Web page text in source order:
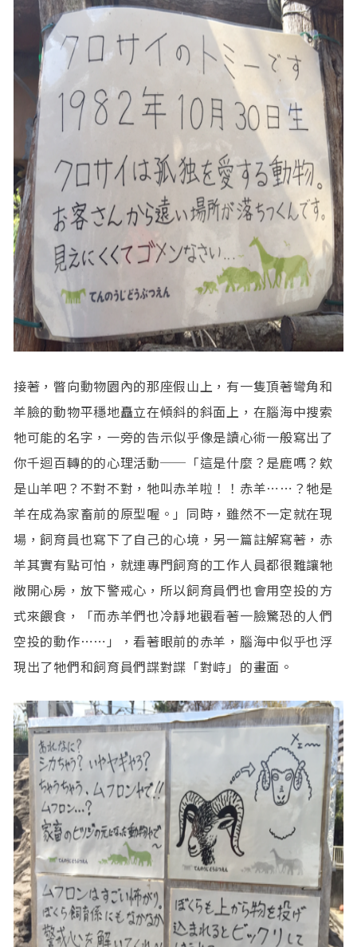
接著，瞥向動物園內的那座假山上，有一隻頂著彎角和
羊臉的動物平穩地矗立在傾斜的斜面上，在腦海中搜索
牠可能的名字，一旁的告示似乎像是讀心術一般寫出了
你千迴百轉的的心理活動──「這是什麼？是鹿嗎？欸
是山羊吧？不對不對，牠叫赤羊啦！！赤羊⋯⋯？牠是
羊在成為家畜前的原型喔。」同時，雖然不一定就在現
場，飼育員也寫下了自己的心境，另一篇註解寫著，赤
羊其實有點可怕，就連專門飼育的工作人員都很難讓牠
敞開心房，放下警戒心，所以飼育員們也會用空投的方
式來餵食，「而赤羊們也冷靜地觀看著一臉驚恐的人們
空投的動作⋯⋯」，看著眼前的赤羊，腦海中似乎也浮
現出了牠們和飼育員們諜對諜「對峙」的畫面。